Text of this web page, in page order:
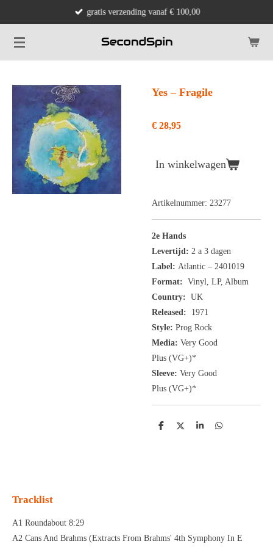
naar
de
gratis verzending vanaf € 100,00
Yes ‎– Fragile
€ 28,95
In winkelwagen
Artikelnummer: 23277
2e Hands
Levertijd: 2 a 3 dagen
Label: Atlantic ‎– 2401019
Format: Vinyl, LP, Album
Country: UK
Released: 1971
Style: Prog Rock
Media: Very Good
Plus (VG+)*
Sleeve: Very Good
Plus (VG+)*
D
D
S
D
Tracklist
A1 Roundabout 8:29
A2 Cans And Brahms (Extracts From Brahms' 4th Symphony In E